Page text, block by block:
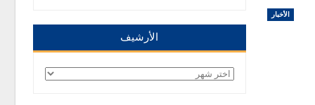
الأخبار
الأرشيف
الأرشيف